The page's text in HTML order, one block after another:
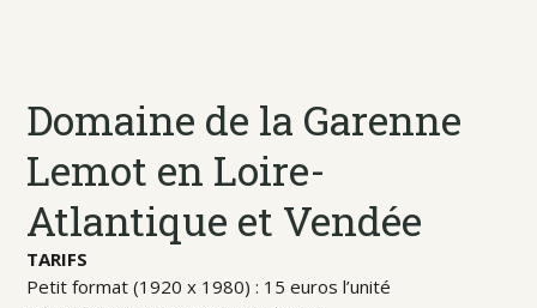
Domaine de la Garenne
Lemot en Loire-
Atlantique et Vendée
TARIFS
Petit format (1920 x 1980) : 15 euros l’unité